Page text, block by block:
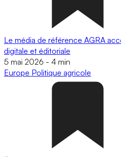
Le média de référence AGRA
digitale et éditoriale
5 mai 2026 - 4 min
Europe Politique agricole